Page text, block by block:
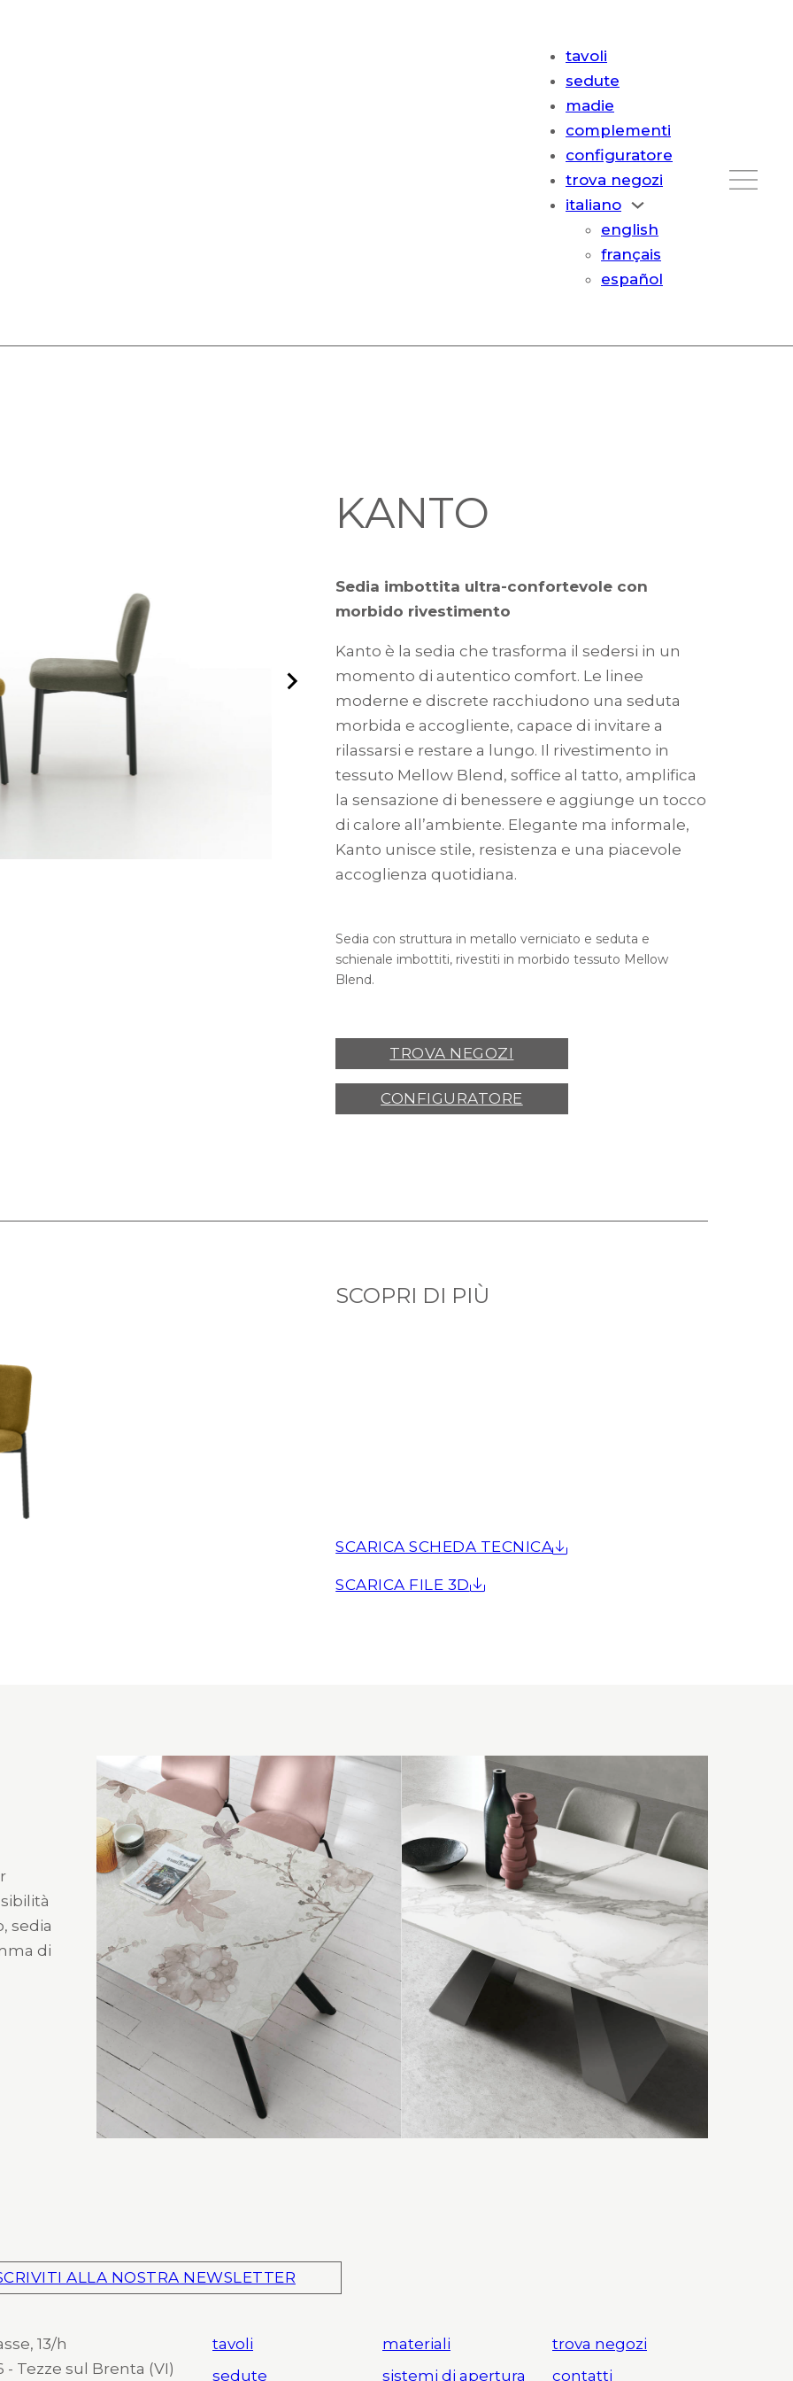
tavoli
sedute
madie
complementi
configuratore
trova negozi
italiano
english
français
español
KANTO
Sedia imbottita ultra-confortevole con
morbido rivestimento
Kanto è la sedia che trasforma il sedersi in un
momento di autentico comfort. Le linee
moderne e discrete racchiudono una seduta
morbida e accogliente, capace di invitare a
rilassarsi e restare a lungo. Il rivestimento in
tessuto Mellow Blend, soffice al tatto, amplifica
la sensazione di benessere e aggiunge un tocco
di calore all’ambiente. Elegante ma informale,
Kanto unisce stile, resistenza e una piacevole
accoglienza quotidiana.
Sedia con struttura in metallo verniciato e seduta e
schienale imbottiti, rivestiti in morbido tessuto Mellow
Blend.
TROVA NEGOZI
CONFIGURATORE
SCOPRI DI PIÙ
SCARICA SCHEDA TECNICA
SCARICA FILE 3D
sedia
di
ALLA NOSTRA NEWSLETTER
13/h
- Tezze sul Brenta (VI)
tavoli
sedute
materiali
sistemi di apertura
trova negozi
contatti